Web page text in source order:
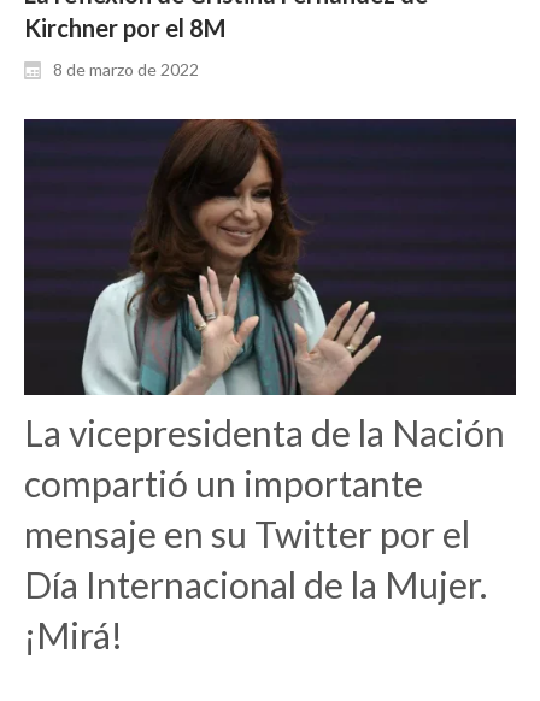
Kirchner por el 8M
8 de marzo de 2022
La vicepresidenta de la Nación
compartió un importante
mensaje en su Twitter por el
Día Internacional de la Mujer.
¡Mirá!